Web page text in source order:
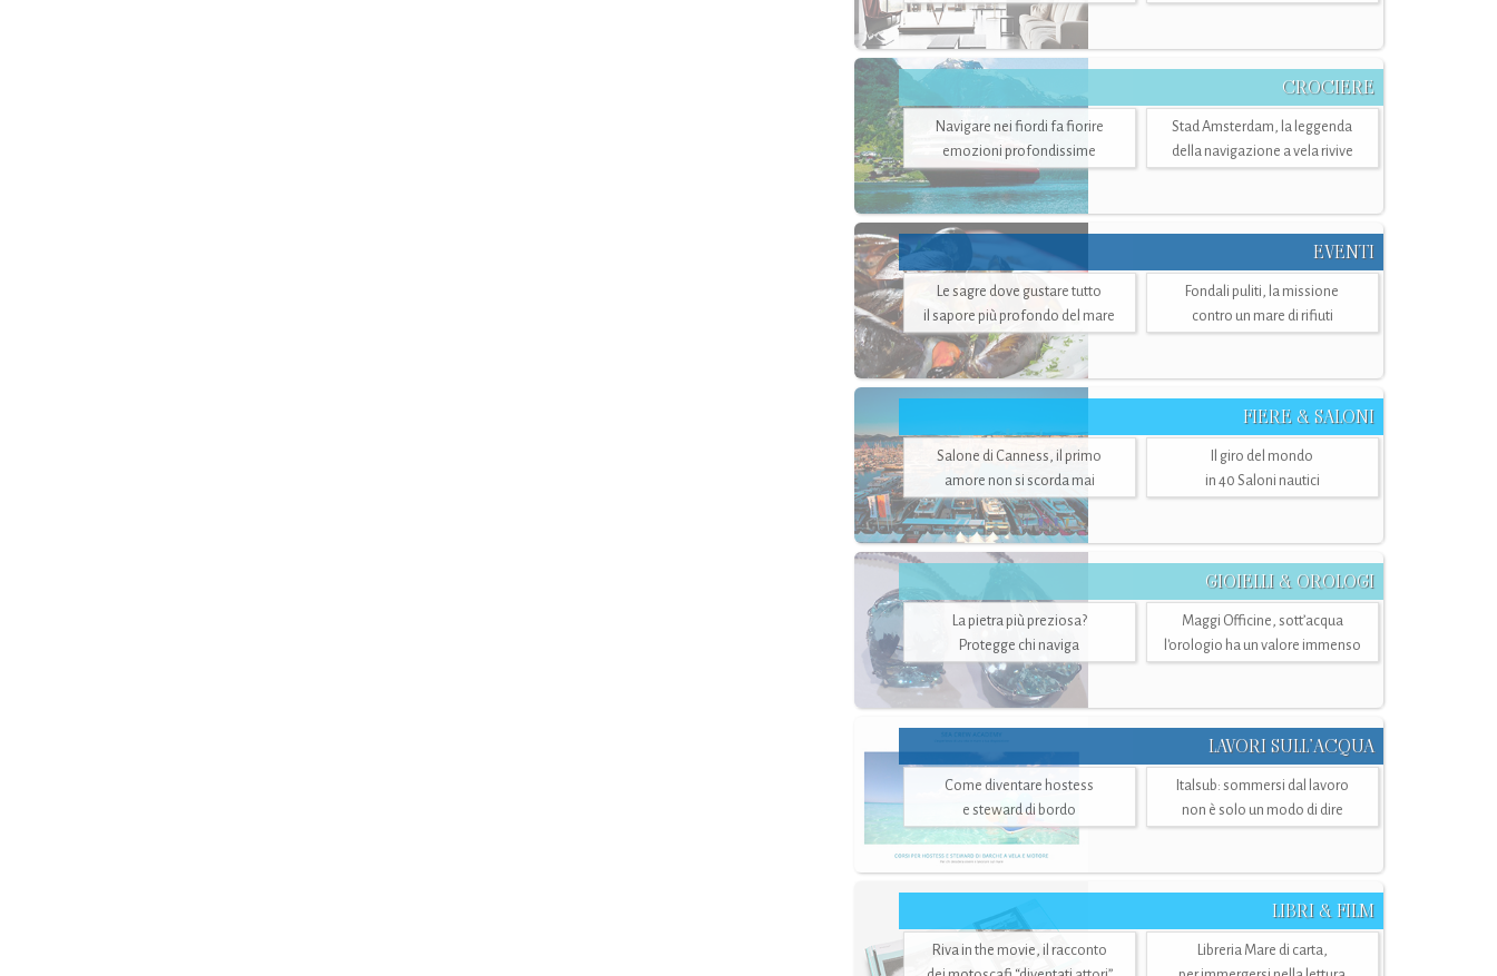
CROCIERE
Navigare nei fiordi fa fiorire
emozioni profondissime
Stad Amsterdam, la leggenda
della navigazione a vela rivive
EVENTI
Le sagre dove gustare tutto
il sapore più profondo del mare
Fondali puliti, la missione
contro un mare di rifiuti
FIERE & SALONI
Salone di Canness, il primo
amore non si scorda mai
Il giro del mondo
in 40 Saloni nautici
GIOIELLI & OROLOGI
La pietra più preziosa?
Protegge chi naviga
Maggi Officine, sott’acqua
l'orologio ha un valore immenso
LAVORI SULL’ACQUA
Come diventare hostess
e steward di bordo
Italsub: sommersi dal lavoro
non è solo un modo di dire
LIBRI & FILM
Riva in the movie, il racconto
Libreria Mare di carta,